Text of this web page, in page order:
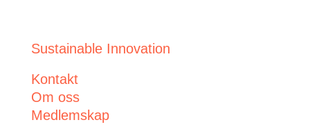
Sustainable Innovation
Kontakt
Om oss
Medlemskap